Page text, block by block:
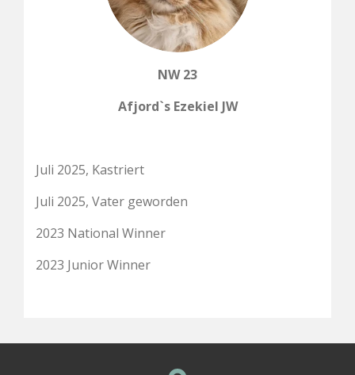
NW 23
Afjord`s Ezekiel JW
Juli 2025, Kastriert
Juli 2025, Vater geworden
2023 National Winner
2023 Junior Winner